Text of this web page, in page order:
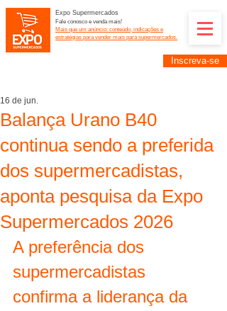
Expo Supermercados
Fale conosco e venda mais!
Mais que um anúncio: conteúdo, indicações e
estratégias para vender mais para supermercados.
Inscreva-se
Balança Urano B40
continua sendo a preferida
dos supermercadistas,
aponta pesquisa da Expo
Supermercados 2026
16 de jun.
A preferência dos
supermercadistas
confirma a liderança da